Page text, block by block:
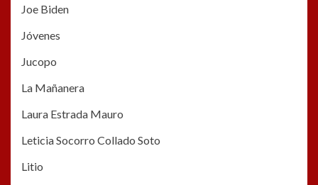
Joe Biden
Jóvenes
Jucopo
La Mañanera
Laura Estrada Mauro
Leticia Socorro Collado Soto
Litio